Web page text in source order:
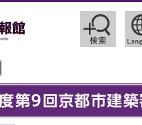
第9回京都市建築